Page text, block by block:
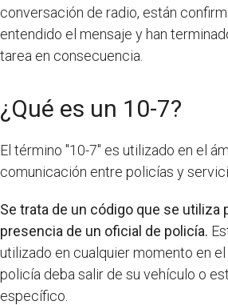
conversación de radio, están
entendido el mensaje y han
tarea en consecuencia.
¿Qué es un 10-7?
El término "10-7" es utilizado en el
comunicación entre policías y
Se trata de un código que se utiliza
presencia de un oficial de policía.
utilizado en cualquier momento en
policía deba salir de su vehículo o
específico.